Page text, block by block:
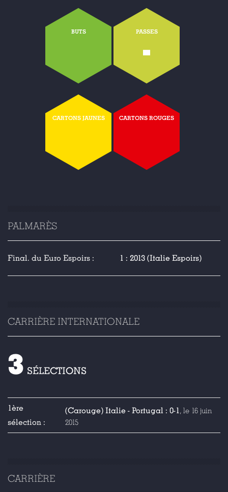
BUTS PASSES
-
CARTONS JAUNES CARTONS ROUGES
PALMARÈS
Final. du Euro Espoirs : 1 : 2013 (Italie Espoirs)
CARRIÈRE INTERNATIONALE
3 SÉLECTIONS
1ère
sélection :
(Carouge) Italie - Portugal : 0-1, le 16 juin
2015
CARRIÈRE